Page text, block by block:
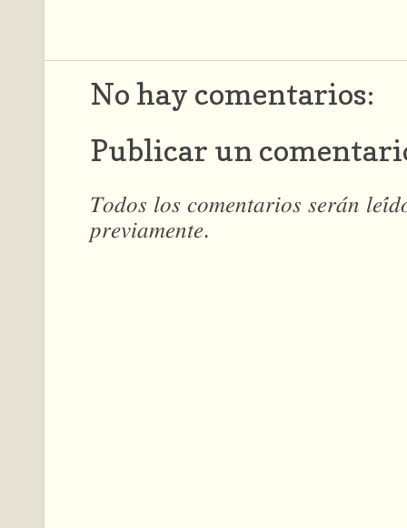
No hay comentarios:
Publicar un
𝑇𝑜𝑑𝑜𝑠 𝑙𝑜𝑠 𝑐𝑜𝑚𝑒𝑛𝑡𝑎𝑟𝑖𝑜𝑠 𝑠𝑒𝑟𝑎́𝑛
𝑝𝑟𝑒𝑣𝑖𝑎𝑚𝑒𝑛𝑡𝑒.